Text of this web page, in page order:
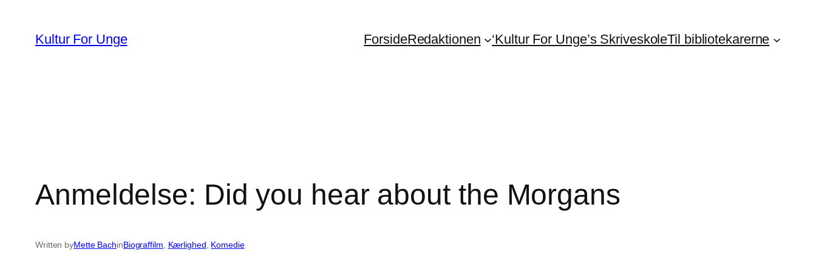
indhold
Kultur For Unge ForsideRedaktionen ‘Kultur For Unge’s SkriveskoleTil bibliotekarerne
Anmeldelse: Did you hear about the Morgans
Written byMette BachinBiograffilm, Kærlighed, Komedie